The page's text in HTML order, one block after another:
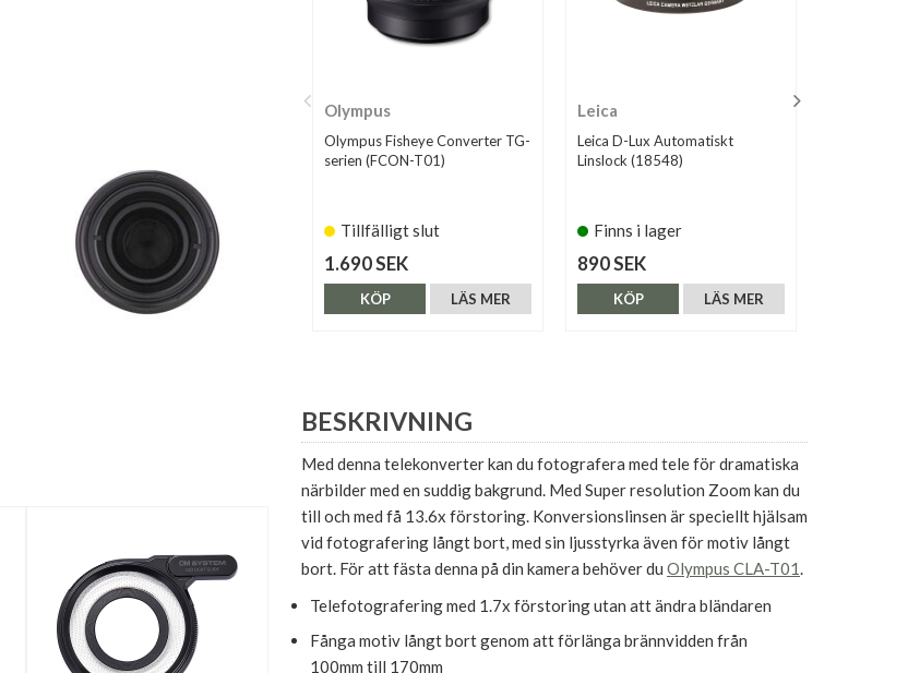
Olympus
Olympus Fisheye Converter TG-
serien (FCON-T01)
Tillfälligt slut
1.690 SEK
LÄS MER
KÖP
Leica
Leica D-Lux Automatiskt
Linslock (18548)
Finns i lager
890 SEK
LÄS MER
KÖP
BESKRIVNING
Med denna telekonverter kan du fotografera med tele för dramatiska
närbilder med en suddig bakgrund. Med Super resolution Zoom kan du
till och med få 13.6x förstoring. Konversionslinsen är speciellt hjälsam
vid fotografering långt bort, med sin ljusstyrka även för motiv långt
bort. För att fästa denna på din kamera behöver du Olympus CLA-T01.
Telefotografering med 1.7x förstoring utan att ändra bländaren
Fånga motiv långt bort genom att förlänga brännvidden från
100mm till 170mm